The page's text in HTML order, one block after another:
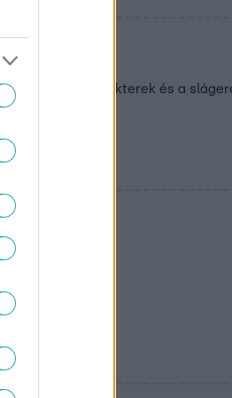
különleges karakterek és a